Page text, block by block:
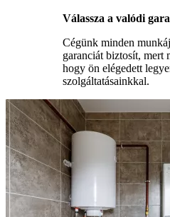
Válassza a valódi
Cégünk minden
garanciát biztosít, mert
hogy ön elégedett
szolgáltatásainkkal.